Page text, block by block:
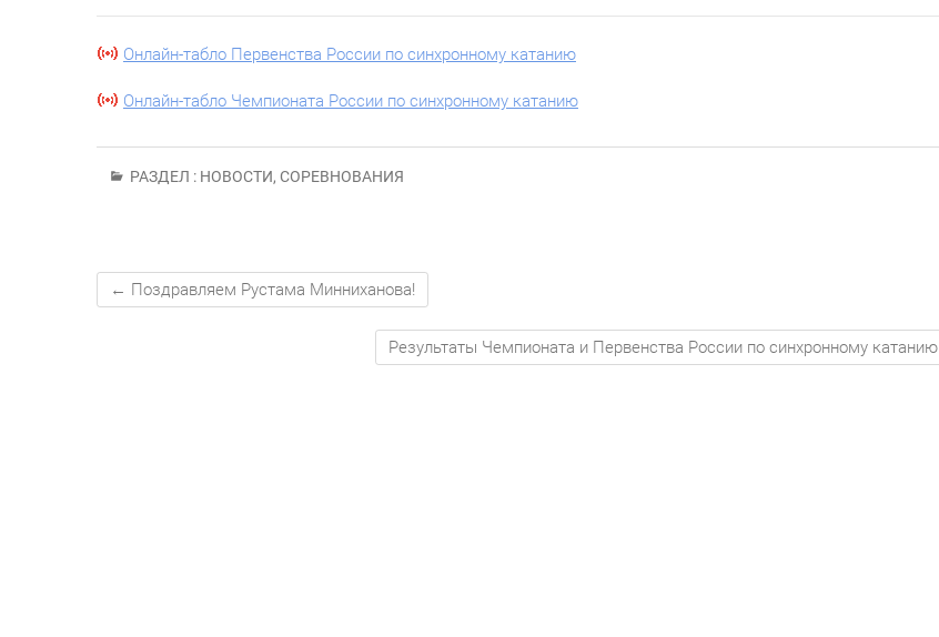
Онлайн-табло Первенства России по синхронному катанию
Онлайн-табло Чемпионата России по синхронному катанию
РАЗДЕЛ : НОВОСТИ, СОРЕВНОВАНИЯ
← Поздравляем Рустама Минниханова!
Результаты Чемпионата и Первенства России по синхронному катанию